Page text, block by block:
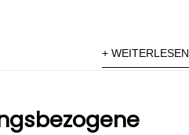
+ WEITERLESEN